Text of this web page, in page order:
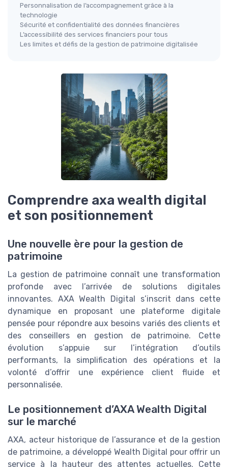
Personnalisation de l’accompagnement grâce à la
technologie
Sécurité et confidentialité des données financières
L’accessibilité des services financiers pour tous
Les limites et défis de la gestion de patrimoine digitalisée
Comprendre axa wealth digital
et son positionnement
Une nouvelle ère pour la gestion de
patrimoine
La gestion de patrimoine connaît une transformation
profonde avec l’arrivée de solutions digitales
innovantes. AXA Wealth Digital s’inscrit dans cette
dynamique en proposant une plateforme digitale
pensée pour répondre aux besoins variés des clients et
des conseillers en gestion de patrimoine. Cette
évolution s’appuie sur l’intégration d’outils
performants, la simplification des opérations et la
volonté d’offrir une expérience client fluide et
personnalisée.
Le positionnement d’AXA Wealth Digital
sur le marché
AXA, acteur historique de l’assurance et de la gestion
de patrimoine, a développé Wealth Digital pour offrir un
service à la hauteur des attentes actuelles. Cette